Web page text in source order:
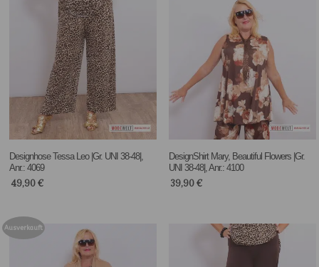
Designhose Tessa Leo |Gr. UNI 38-48|,
Anr.: 4069
49,90€
DesignShirt Mary, Beautiful Flowers |Gr.
UNI 38-48|, Anr.: 4100
39,90€
Ausverkauft